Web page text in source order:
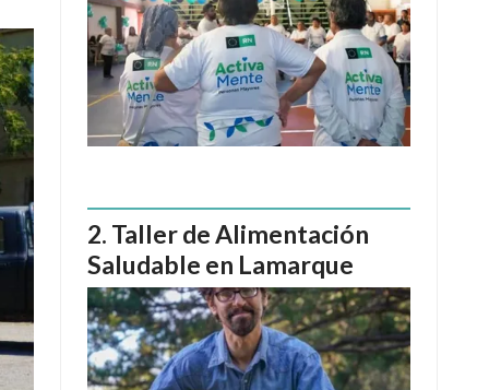
Taller de Alimentación
Saludable en Lamarque